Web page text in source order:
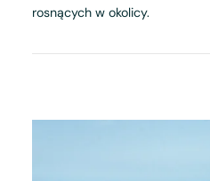
rosnących w okolicy.